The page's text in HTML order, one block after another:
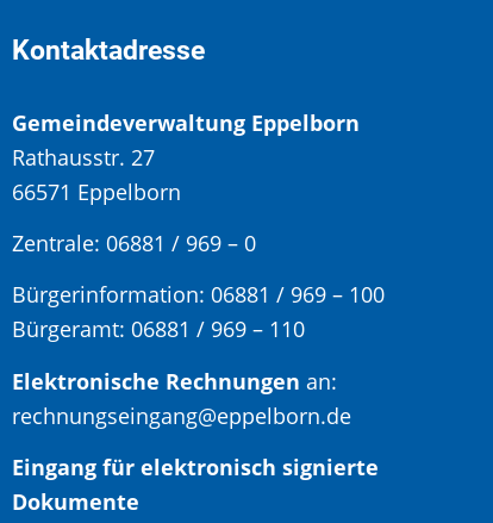
Kontaktadresse
Gemeindeverwaltung Eppelborn
Rathausstr. 27
66571 Eppelborn
Zentrale: 06881 / 969 – 0
Bürgerinformation: 06881 / 969 – 100
Bürgeramt: 06881 / 969 – 110
Elektronische Rechnungen an:
rechnungseingang@eppelborn.de
Eingang für elektronisch signierte
Dokumente